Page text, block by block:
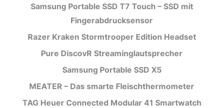
Samsung Portable SSD T7 Touch – SSD mit
Fingerabdrucksensor
Razer Kraken Stormtrooper Edition Headset
Pure DiscovR Streaminglautsprecher
Samsung Portable SSD X5
MEATER – Das smarte Fleischthermometer
TAG Heuer Connected Modular 41 Smartwatch